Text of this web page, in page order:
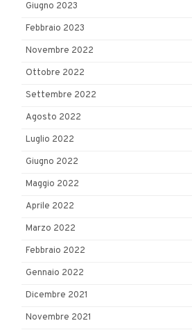
Giugno 2023
Febbraio 2023
Novembre 2022
Ottobre 2022
Settembre 2022
Agosto 2022
Luglio 2022
Giugno 2022
Maggio 2022
Aprile 2022
Marzo 2022
Febbraio 2022
Gennaio 2022
Dicembre 2021
Novembre 2021